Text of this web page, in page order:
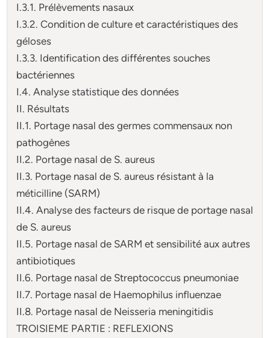
I.3.1. Prélèvements nasaux
I.3.2. Condition de culture et caractéristiques des
géloses
I.3.3. Identification des différentes souches
bactériennes
I.4. Analyse statistique des données
II. Résultats
II.1. Portage nasal des germes commensaux non
pathogènes
II.2. Portage nasal de S. aureus
II.3. Portage nasal de S. aureus résistant à la
méticilline (SARM)
II.4. Analyse des facteurs de risque de portage nasal
de S. aureus
II.5. Portage nasal de SARM et sensibilité aux autres
antibiotiques
II.6. Portage nasal de Streptococcus pneumoniae
II.7. Portage nasal de Haemophilus influenzae
II.8. Portage nasal de Neisseria meningitidis
TROISIEME PARTIE : REFLEXIONS